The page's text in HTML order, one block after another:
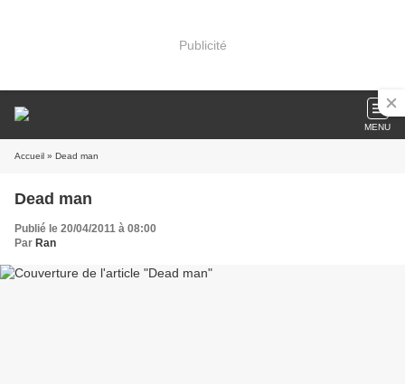
Publicité
MENU
Accueil » Dead man
Dead man
Publié le 20/04/2011 à 08:00
Par Ran